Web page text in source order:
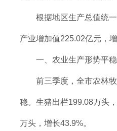
根据地区生产总值统
产业增加值225.02亿元，
一、农业生产形势平
前三季度，全市农林
稳。生猪出栏199.08万头
万头，增长43.9%。